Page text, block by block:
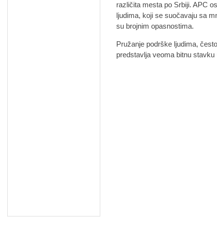
različita mesta po Srbiji. APC
ljudima, koji se suočavaju sa
su brojnim opasnostima.
Pružanje podrške ljudima,
predstavlja veoma bitnu